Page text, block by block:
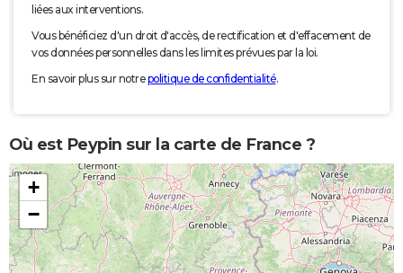
liées aux interventions.
Vous bénéficiez d'un droit d'accès, de rectification et d'effacement de
vos données personnelles dans les limites prévues par la loi.
En savoir plus sur notrepolitique de confidentialité.
Où est Peypin sur la carte de France ?
+
−